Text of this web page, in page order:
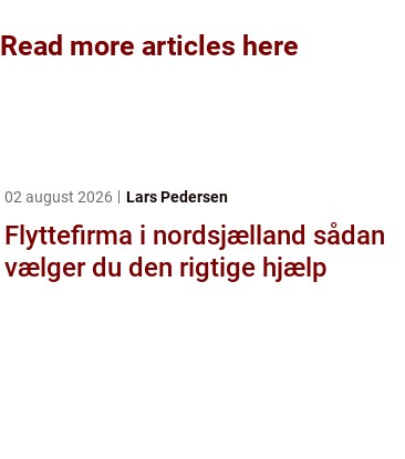
Read more articles here
02 august 2026 Lars Pedersen
Flyttefirma i nordsjælland sådan
vælger du den rigtige hjælp